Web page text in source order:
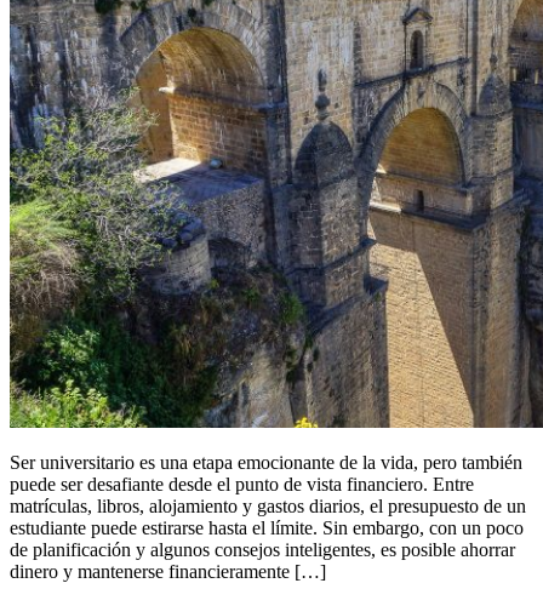
Ser universitario es una etapa emocionante de la vida, pero también
puede ser desafiante desde el punto de vista financiero. Entre
matrículas, libros, alojamiento y gastos diarios, el presupuesto de un
estudiante puede estirarse hasta el límite. Sin embargo, con un poco
de planificación y algunos consejos inteligentes, es posible ahorrar
dinero y mantenerse financieramente […]